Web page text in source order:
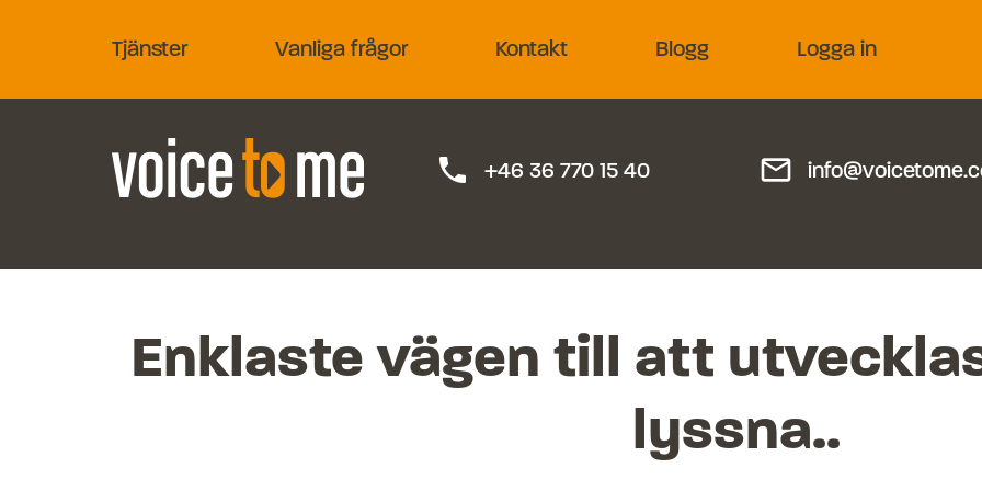
Tjänster Vanliga frågor Kontakt Blogg Logga in
phone +46 36 770 15 40 mail_outline
Enklaste vägen till att
lyssna..